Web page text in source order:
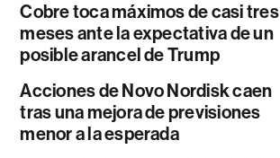
Cobre toca máximos de casi tres
meses ante la expectativa de un
posible arancel de Trump
Acciones de Novo Nordisk caen
tras una mejora de previsiones
menor a la esperada